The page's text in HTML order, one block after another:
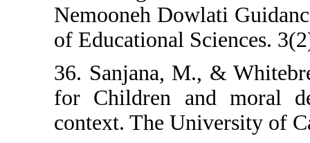
Nemooneh
of Educational
36. Sanjana,
for Children
context. The